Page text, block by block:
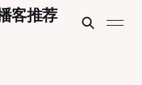
客推荐